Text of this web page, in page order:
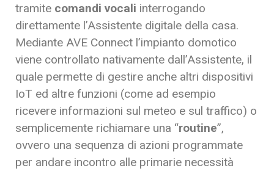
tramite comandi vocali interrogando
direttamente l’Assistente digitale della casa.
Mediante AVE Connect l’impianto domotico
viene controllato nativamente dall’Assistente, il
quale permette di gestire anche altri dispositivi
IoT ed altre funzioni (come ad esempio
ricevere informazioni sul meteo e sul traffico) o
semplicemente richiamare una “routine”,
ovvero una sequenza di azioni programmate
per andare incontro alle primarie necessità